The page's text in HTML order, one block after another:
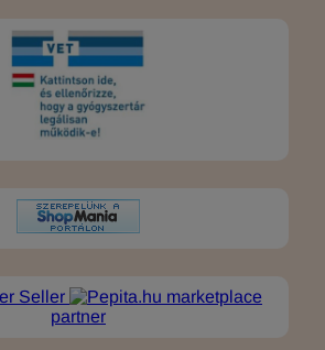
marketplace
partner